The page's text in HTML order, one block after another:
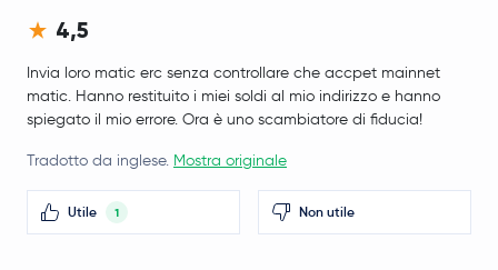
4,5
Invia loro matic erc senza controllare che accpet mainnet
matic. Hanno restituito i miei soldi al mio indirizzo e hanno
spiegato il mio errore. Ora è uno scambiatore di fiducia!
Tradotto da inglese. Mostra originale
Utile 1 Non utile